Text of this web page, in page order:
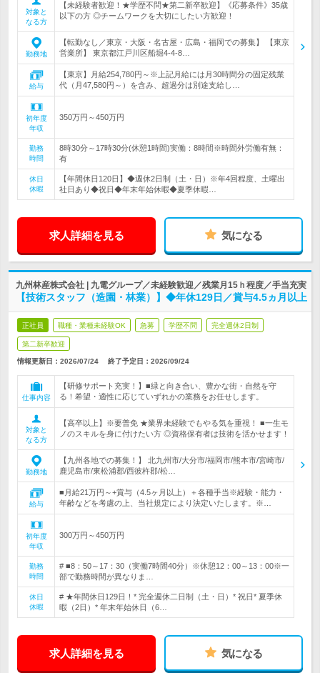
対象と
なる方
【未経験者歓迎！★学歴不問★第二新卒歓迎】《応募条件》35歳
以下の方 ◎チームワークを大切にしたい方歓迎！
勤務地
【転勤なし／東京・大阪・名古屋・広島・福岡での募集】 【東京
営業所】 東京都江戸川区船堀4-4-8…
給与
【東京】月給254,780円～※上記月給には月30時間分の固定残業
代（月47,580円～）を含み、超過分は別途支給し…
初年度
年収
350万円～450万円
勤務
時間
8時30分～17時30分(休憩1時間)実働：8時間※時間外労働有無：
有
休日
休暇
【年間休日120日】◆週休2日制（土・日）※年4回程度、土曜出
社日あり◆祝日◆年末年始休暇◆夏季休暇…
求人詳細を見る 気になる
九州林産株式会社 | 九電グループ／未経験歓迎／残業月15ｈ程度／手当充実
【技術スタッフ（造園・林業）】◆年休129日／賞与4.5ヵ月以上
正社員 職種・業種未経験OK 急募 学歴不問 完全週休2日制
第二新卒歓迎
情報更新日：2026/07/24 終了予定日： 2026/09/24
仕事内容
【研修サポート充実！】■緑と向き合い、豊かな街・自然を守
る！希望・適性に応じていずれかの業務をお任せします。
対象と
なる方
【高卒以上】※要普免 ★業界未経験でもやる気を重視！ ■一生モ
ノのスキルを身に付けたい方 ◎資格保有者は技術を活かせます！
勤務地
【九州各地での募集！】 北九州市/大分市/福岡市/熊本市/宮崎市/
鹿児島市/東松浦郡/西彼杵郡/松…
給与
■月給21万円～+賞与（4.5ヶ月以上）＋各種手当※経験・能力・
年齢などを考慮の上、当社規定により決定いたします。※…
初年度
年収
300万円～450万円
勤務
時間
# ■8：50～17：30（実働7時間40分）※休憩12：00～13：00※一
部で勤務時間が異なりま…
休日
休暇
# ★年間休日129日！* 完全週休二日制（土・日）* 祝日* 夏季休
暇（2日）* 年末年始休日（6…
求人詳細を見る 気になる